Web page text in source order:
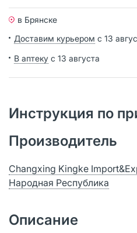
в Брянске
Доставим курьером с 13
В аптеку с 13 августа
Инструкция по
Производитель
Changxing Kingke
Народная Республика
Описание